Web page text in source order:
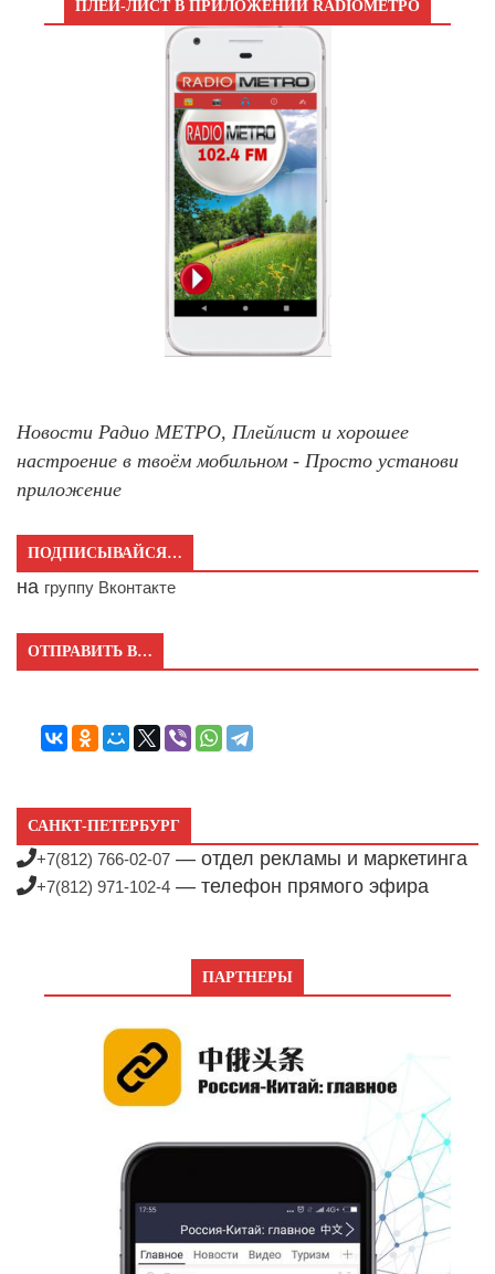
ПЛЕЙ-ЛИСТ В ПРИЛОЖЕНИИ RADIOМЕТРО
Новости Радио МЕТРО, Плейлист и хорошее
настроение в твоём мобильном - Просто установи
приложение
ПОДПИСЫВАЙСЯ…
на группу Вконтакте
ОТПРАВИТЬ В…
САНКТ-ПЕТЕРБУРГ
+7(812) 766-02-07 — отдел рекламы и маркетинга
+7(812) 971-102-4 — телефон прямого эфира
ПАРТНЕРЫ